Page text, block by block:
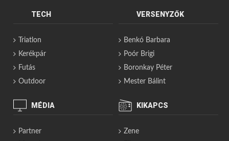
TECH
Triatlon
Kerékpár
Futás
Outdoor
VERSENYZŐK
Benkó Barbara
Poór Brigi
Boronkay Péter
Mester Bálint
MÉDIA
Partner
KIKAPCS
Zene